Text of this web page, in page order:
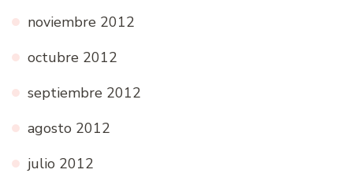
noviembre 2012
octubre 2012
septiembre 2012
agosto 2012
julio 2012